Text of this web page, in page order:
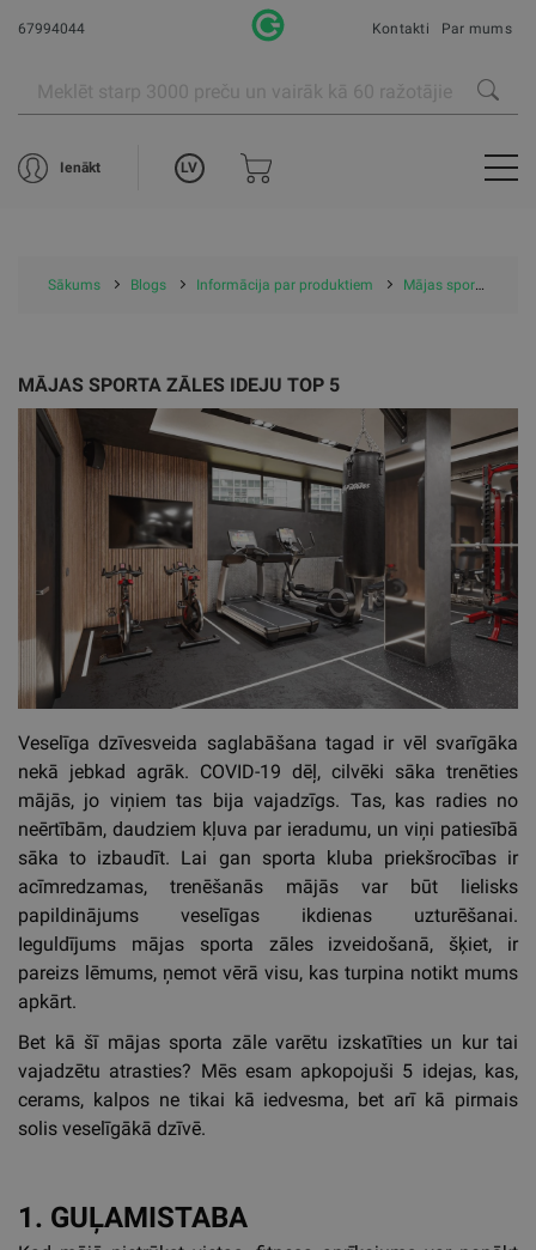
67994044 Kontakti Par mums
Ienākt LV
Sākums Blogs Informācija par produktiem Mājas sporta zāles iekārtošana
MĀJAS SPORTA ZĀLES IDEJU TOP 5
Veselīga dzīvesveida saglabāšana tagad ir vēl svarīgāka
nekā jebkad agrāk. COVID-19 dēļ, cilvēki sāka trenēties
mājās, jo viņiem tas bija vajadzīgs. Tas, kas radies no
neērtībām, daudziem kļuva par ieradumu, un viņi patiesībā
sāka to izbaudīt. Lai gan sporta kluba priekšrocības ir
acīmredzamas, trenēšanās mājās var būt lielisks
papildinājums veselīgas ikdienas uzturēšanai.
Ieguldījums mājas sporta zāles izveidošanā, šķiet, ir
pareizs lēmums, ņemot vērā visu, kas turpina notikt mums
apkārt.
Bet kā šī mājas sporta zāle varētu izskatīties un kur tai
vajadzētu atrasties? Mēs esam apkopojuši 5 idejas, kas,
cerams, kalpos ne tikai kā iedvesma, bet arī kā pirmais
solis veselīgākā dzīvē.
1. GUĻAMISTABA